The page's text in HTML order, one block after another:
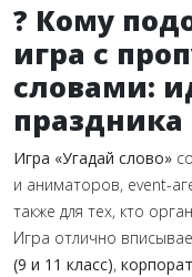
? Кому
игра с
словами:
праздника
Игра «Угадай слово»
и аниматоров, event-
также для тех, кто
Игра отлично
(9 и 11 класс),